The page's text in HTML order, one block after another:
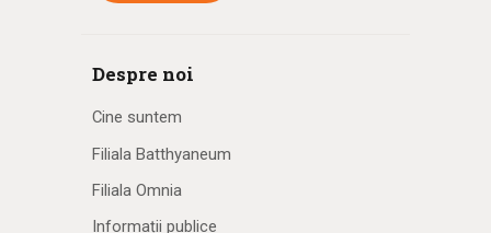
Despre noi
Cine suntem
Filiala Batthyaneum
Filiala Omnia
Informații publice